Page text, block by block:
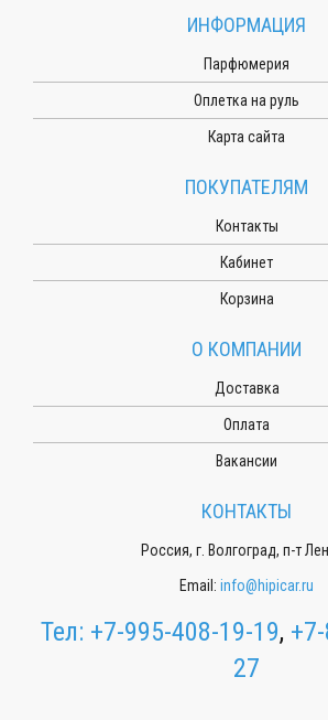
ИНФОРМАЦИЯ
Парфюмерия
Оплетка на руль
Карта сайта
ПОКУПАТЕЛЯМ
Контакты
Кабинет
Корзина
О КОМПАНИИ
Доставка
Оплата
Вакансии
КОНТАКТЫ
Россия, г. Волгоград, п-т
Email: info@hipicar.ru
Тел: +7-995-408-19-19,
27